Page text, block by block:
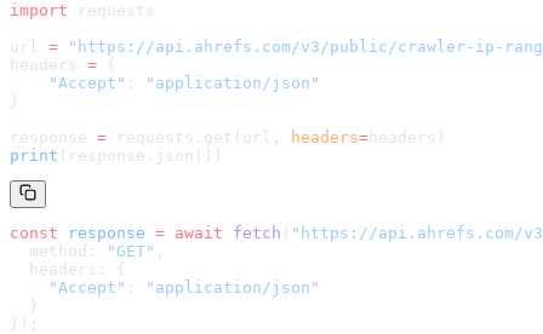
import requests
url = " https://api.ahrefs.com/v3/public/crawler-ip-
headers = {
    "Accept"
:
"application/json"
}
response = requests.get(url, headers= headers )
print (response.json())
const response = await fetch ( " https://api.ahrefs.com/
  method:
"GET" ,
  headers: {
    "Accept"
:
"application/json"
  }
});